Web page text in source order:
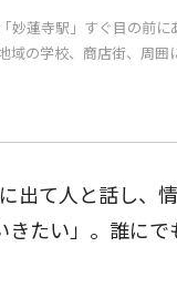
妙蓮寺駅」すぐ目の前に
域の学校、商店街、周囲
て人と話し、
たい」。誰に